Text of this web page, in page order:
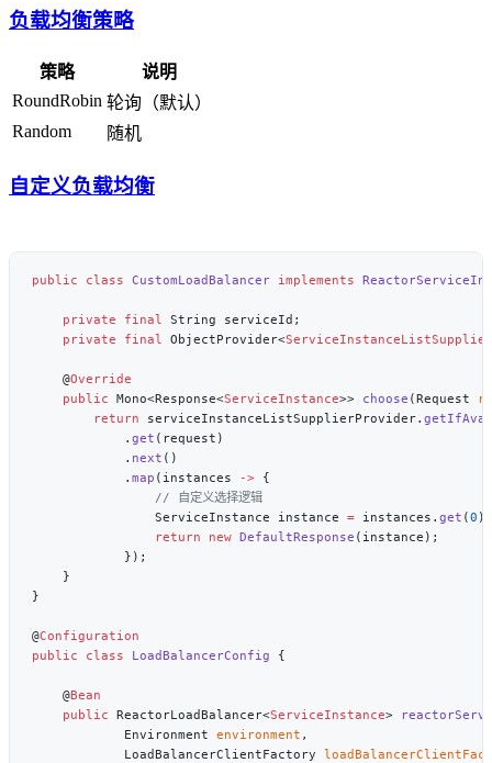
负载均衡策略
策略
说明
RoundRobin 轮询（默认）
Random
随机
自定义负载均衡
public class CustomLoadBalancer implements
    private
final
    private
final ObjectProvider<ServiceInstanceListSupplier
    @
    public
Mono<Response<ServiceInstance>> choose (Request
        return
serviceInstanceListSupplierProvider.
            .
get
            .
next
            .
map (instances ->
                ServiceInstance instance
= instances. get (0
                return
new DefaultResponse
@
public class LoadBalancerConfig
    @
    public
ReactorLoadBalancer<ServiceInstance>
            Environment
environment
            LoadBalancerClientFactory